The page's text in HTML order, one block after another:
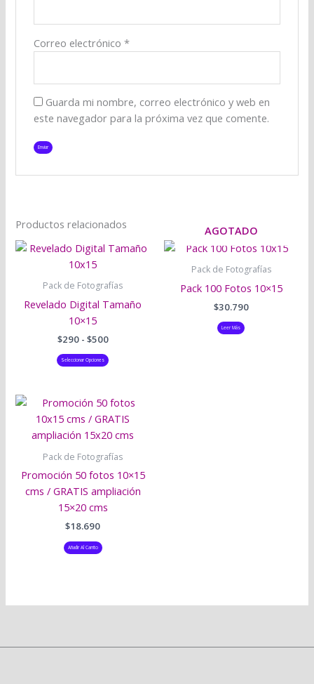
Correo electrónico *
Guarda mi nombre, correo electrónico y web en
este navegador para la próxima vez que comente.
Productos relacionados
Pack de Fotografías
Revelado Digital Tamaño
10×15
$290 - $500
Rango
desde
$290
hasta
Seleccionar Opciones
Este
tiene
variantes.
opciones
se
en
la
página
de
producto
AGOTADO
Pack de Fotografías
Pack 100 Fotos 10×15
$30.790
Leer Más
Pack de Fotografías
Promoción 50 fotos 10×15
cms / GRATIS ampliación
15×20 cms
$18.690
Añadir Al Carrito